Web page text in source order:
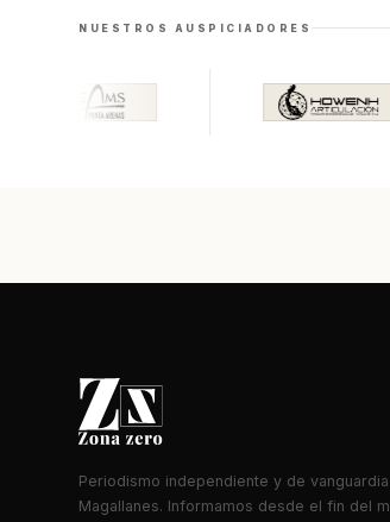
NUESTROS AUSPICIADORES
Periodismo independiente y de
Magallanes. Informamos desde el fin del